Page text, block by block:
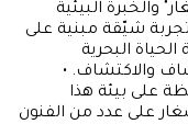
والخبرة البيئية
شيّقة مبنية على
البحرية
والاكتشاف. •
على بيئة هذا
على عدد من الفنون